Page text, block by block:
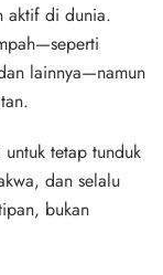
aktif di dunia.
lainnya—namun
tetap tunduk
dan selalu
bukan